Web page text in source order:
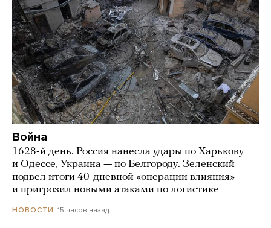
Война
1628-й день. Россия нанесла удары по Харькову
и Одессе, Украина — по Белгороду. Зеленский
подвел итоги 40-дневной «операции влияния»
и пригрозил новыми атаками по логистике
НОВОСТИ 15 часов назад